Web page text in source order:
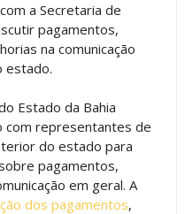
a Secretaria de
pagamentos,
na comunicação
estado.
Estado da Bahia
com representantes de
do estado para
pagamentos,
em geral. A
dos pagamentos,